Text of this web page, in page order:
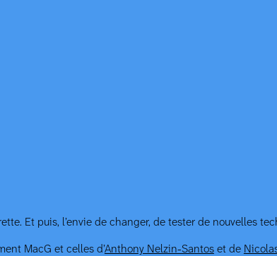
Et puis, l’envie de changer, de tester de nouvelles
MacG et celles d’Anthony Nelzin-Santoset de